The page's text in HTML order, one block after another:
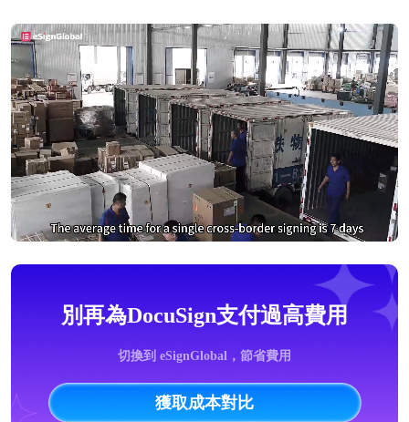
別再為DocuSign支付過高費用
切換到 eSignGlobal，節省費用
獲取成本對比